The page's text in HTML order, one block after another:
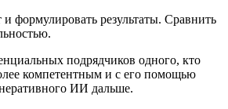
формулировать результаты. Сравнить
подрядчиков одного, кто
компетентным и с его помощью
ИИ дальше.